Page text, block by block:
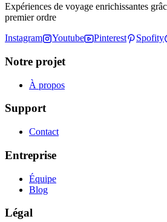
Expériences de voyage enrichissantes
premier ordre
Instagram
Youtube Pinterest Spofity
Notre projet
À propos
Support
Contact
Entreprise
Équipe
Blog
Légal